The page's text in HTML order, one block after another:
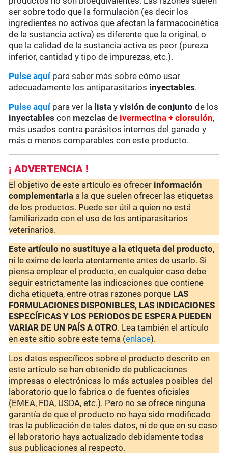
ser sobre todo que la formulación (es decir los
ingredientes no activos que afectan la farmacocinética
de la sustancia activa) es diferente que la original, o
que la calidad de la sustancia activa es peor (pureza
inferior, cantidad y tipo de impurezas, etc.).
Pulse aquípara saber más sobre cómo usar
adecuadamente los antiparasitarios inyectables.
Pulse aquí para ver la lista yvisión de conjunto de los
inyectables con mezclas de ivermectina + clorsulón,
más usados contra parásitos internos del ganado y
más o menos comparables con este producto.
¡ ADVERTENCIA !
El objetivo de este artículo es ofrecer información
complementaria a la que suelen ofrecer las etiquetas
de los productos. Puede ser útil a quien no está
familiarizado con el uso de los antiparasitarios
veterinarios.
Este artículo no sustituye a la etiqueta del producto,
ni le exime de leerla atentamente antes de usarlo. Si
piensa emplear el producto, en cualquier caso debe
seguir estrictamente las indicaciones que contiene
dicha etiqueta, entre otras razones porque LAS
FORMULACIONES DISPONIBLES, LAS INDICACIONES
ESPECÍFICAS Y LOS PERIODOS DE ESPERA PUEDEN
VARIAR DE UN PAÍS A OTRO. Lea también el artículo
en este sitio sobre este tema (enlace).
Los datos específicos sobre el producto descrito en
este artículo se han obtenido de publicaciones
impresas o electrónicas lo más actuales posibles del
laboratorio que lo fabrica o de fuentes oficiales
(EMEA, FDA, USDA, etc.). Pero no se ofrece ninguna
garantía de que el producto no haya sido modificado
tras la publicación de tales datos, ni de que en su caso
el laboratorio haya actualizado debidamente todas
sus publicaciones al respecto.